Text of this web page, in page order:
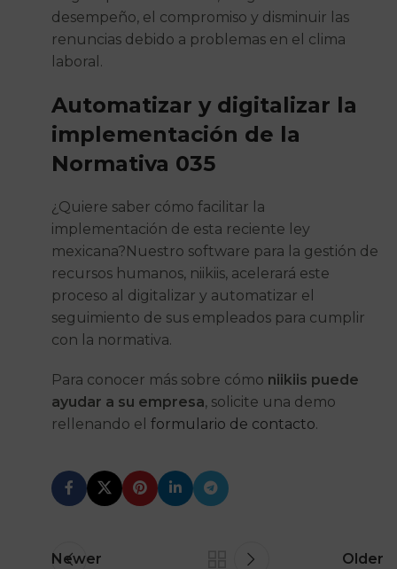
desempeño, el compromiso y disminuir las
renuncias debido a problemas en el clima
laboral.
Automatizar y digitalizar la
implementación de la
Normativa 035
¿Quiere saber cómo facilitar la
implementación de esta reciente ley
mexicana?Nuestro software para la gestión de
recursos humanos, niikiis, acelerará este
proceso al digitalizar y automatizar el
seguimiento de sus empleados para cumplir
con la normativa.
Para conocer más sobre cómo niikiis puede
ayudar a su empresa, solicite una demo
rellenando el formulario de contacto.
Newer Older